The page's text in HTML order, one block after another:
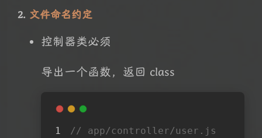
2. 文件命名约定
控制器类必须
导出一个函数，返回 class
// app/controller/user.js